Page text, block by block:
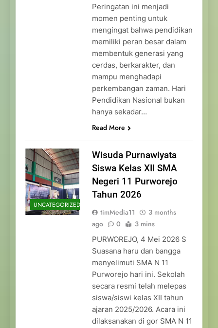
Peringatan ini menjadi
momen penting untuk
mengingat bahwa pendidikan
memiliki peran besar dalam
membentuk generasi yang
cerdas, berkarakter, dan
mampu menghadapi
perkembangan zaman. Hari
Pendidikan Nasional bukan
hanya sekadar…
Read More
UNCATEGORIZED
Wisuda Purnawiyata
Siswa Kelas XII SMA
Negeri 11 Purworejo
Tahun 2026
timMedia11
3 months
ago
0 3 mins
PURWOREJO, 4 Mei 2026 S
Suasana haru dan bangga
menyelimuti SMA N 11
Purworejo hari ini. Sekolah
secara resmi telah melepas
siswa/siswi kelas XII tahun
ajaran 2025/2026. Acara ini
dilaksanakan di gor SMA N 11